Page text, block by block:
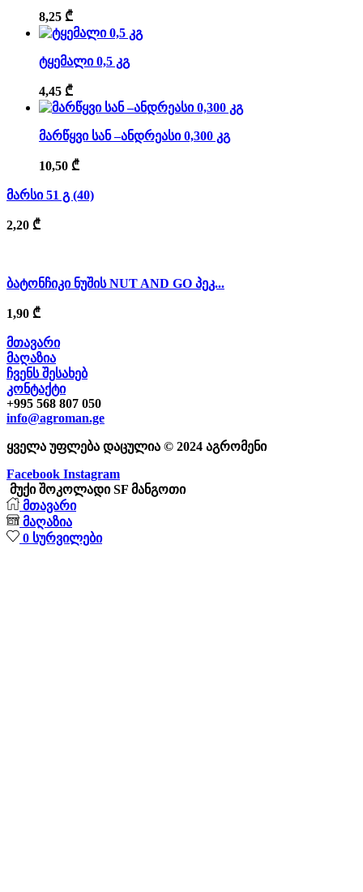
8,25 ₾
ტყემალი 0,5 კგ
4,45 ₾
მარწყვი სან –ანდრეასი 0,300 კგ
10,50 ₾
მარსი 51 გ (40)
2,20 ₾
ბატონჩიკი ნუშის NUT AND GO პეკ...
1,90 ₾
მთავარი
მაღაზია
ჩვენს შესახებ
კონტაქტი
+995 568 807 050
info@agroman.ge
ყველა უფლება დაცულია © 2024 აგრომენი
Facebook Instagram
მუქი შოკოლადი SF მანგოთი
მთავარი
მაღაზია
0 სურვილები